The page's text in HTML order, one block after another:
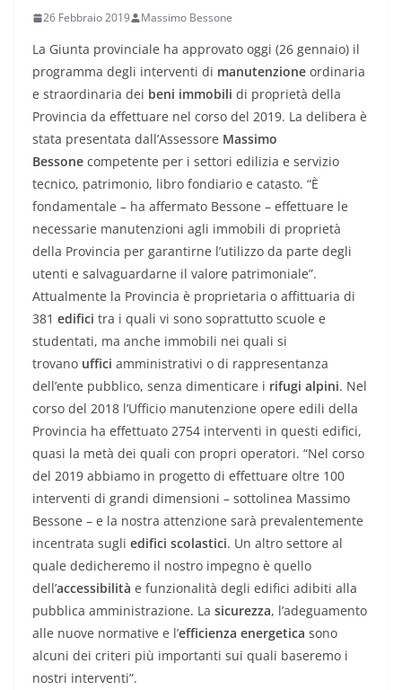
26 Febbraio 2019 Massimo Bessone
La Giunta provinciale ha approvato oggi (26 gennaio) il
programma degli interventi di manutenzione ordinaria
e straordinaria dei beni immobili di proprietà della
Provincia da effettuare nel corso del 2019. La delibera è
stata presentata dall’Assessore Massimo
Bessone competente per i settori edilizia e servizio
tecnico, patrimonio, libro fondiario e catasto. “È
fondamentale – ha affermato Bessone – effettuare le
necessarie manutenzioni agli immobili di proprietà
della Provincia per garantirne l’utilizzo da parte degli
utenti e salvaguardarne il valore patrimoniale”.
Attualmente la Provincia è proprietaria o affittuaria di
381 edifici tra i quali vi sono soprattutto scuole e
studentati, ma anche immobili nei quali si
trovano uffici amministrativi o di rappresentanza
dell’ente pubblico, senza dimenticare i rifugi alpini. Nel
corso del 2018 l’Ufficio manutenzione opere edili della
Provincia ha effettuato 2754 interventi in questi edifici,
quasi la metà dei quali con propri operatori. “Nel corso
del 2019 abbiamo in progetto di effettuare oltre 100
interventi di grandi dimensioni – sottolinea Massimo
Bessone – e la nostra attenzione sarà prevalentemente
incentrata sugli edifici scolastici. Un altro settore al
quale dedicheremo il nostro impegno è quello
dell’accessibilità e funzionalità degli edifici adibiti alla
pubblica amministrazione. La sicurezza, l’adeguamento
alle nuove normative e l’efficienza energetica sono
alcuni dei criteri più importanti sui quali baseremo i
nostri interventi”.